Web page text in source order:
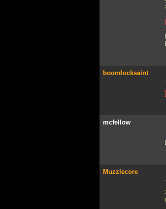
boondocksaint
mcfellow
Muzzlecore